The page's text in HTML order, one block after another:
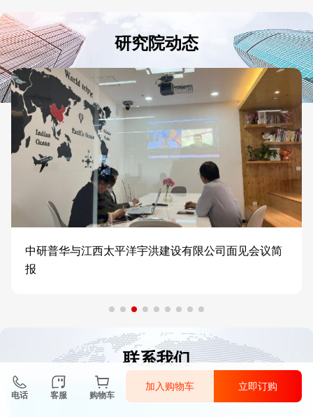
研究院动态
中研普华与江西太平洋宇洪建设有限公司面见会议简
报
联系我们
电话 客服 购物车
加入购物车 立即订购